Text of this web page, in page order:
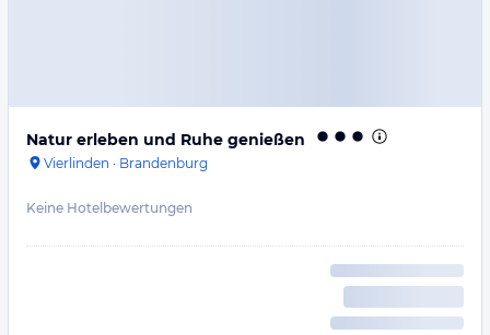
Natur erleben und Ruhe genießen
Vierlinden · Brandenburg
Keine Hotelbewertungen